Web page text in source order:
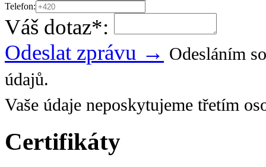
Telefon:
Váš dotaz*:
Odeslat zprávu → Odesláním
údajů.
Vaše údaje neposkytujeme třetím
Certifikáty